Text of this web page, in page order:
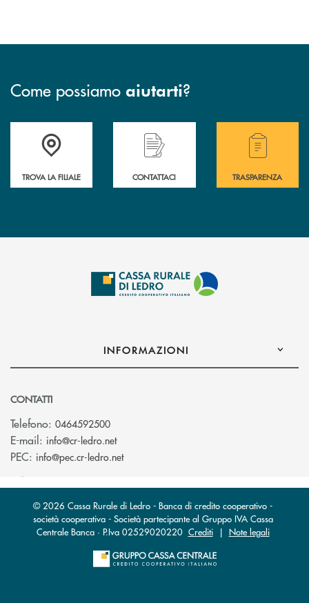
Come possiamo aiutarti?
Accedi all' elenco completo delle filiali .
TROVA LA FILIALE
Hai bisogno di assistenza immediata?
CONTATTACI
Hai bisogno di
TRASPARENZA
INFORMAZIONI
CONTATTI
Telefono: 0464592500
E-mail: info@cr-ledro.net(si apre l’app di posta elettronica)
PEC: info@pec.cr-ledro.net(si apre l’app di posta elettronica)
© 2026 Cassa Rurale di Ledro - Banca di credito cooperativo -
società cooperativa - Società partecipante al Gruppo IVA Cassa
Centrale Banca · P.Iva 02529020220 Crediti| Note legali